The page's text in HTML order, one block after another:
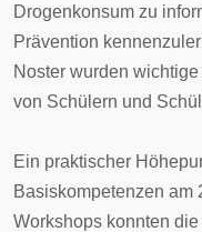
Drogenkonsum zu
Prävention
Noster wurden
von Schülern und
Ein praktischer
Basiskompetenzen am
Workshops konnten